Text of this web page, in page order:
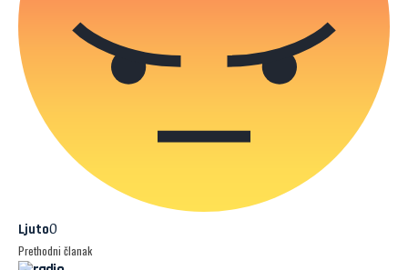
Ljuto0
Prethodni članak